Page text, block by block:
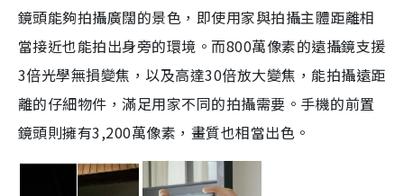
鏡頭能夠拍攝廣闊的景色，即使用家與拍攝主體距離相
當接近也能拍出身旁的環境。而800萬像素的遠攝鏡支援
3倍光學無損變焦，以及高達30倍放大變焦，能拍攝遠距
離的仔細物件，滿足用家不同的拍攝需要。手機的前置
鏡頭則擁有3,200萬像素，畫質也相當出色。